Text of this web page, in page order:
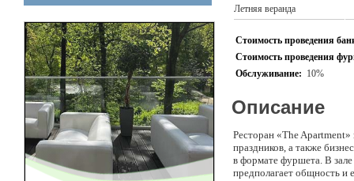
Летняя веранда
Стоимость проведения
Стоимость проведения
Обслуживание: 10%
Описание
Ресторан «The
праздников, а также
в формате фуршета. В зале
предполагает общность и